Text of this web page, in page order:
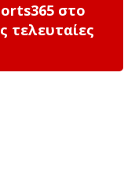
στο
τελευταίες